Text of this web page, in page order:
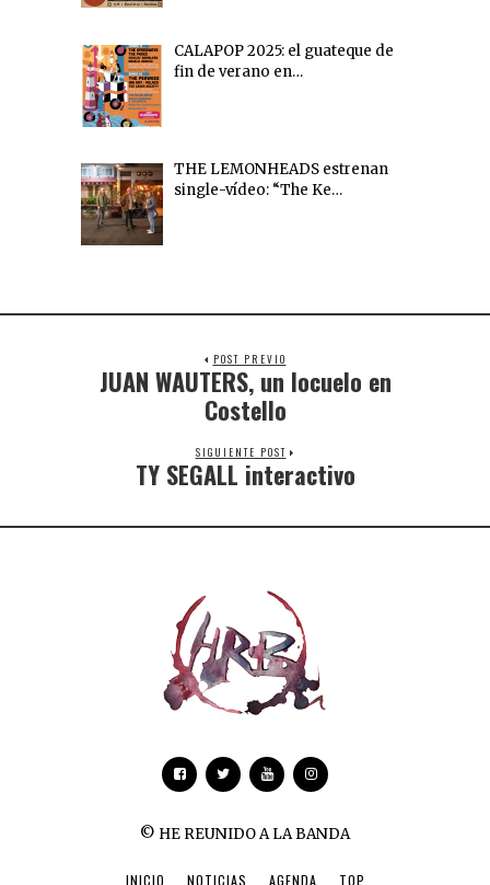
CALAPOP 2025: el guateque de
fin de verano en…
THE LEMONHEADS estrenan
single-vídeo: “The Ke…
POST PREVIO
JUAN WAUTERS, un locuelo en
Costello
SIGUIENTE POST
TY SEGALL interactivo
© HE REUNIDO A LA BANDA
INICIO NOTICIAS AGENDA TOP